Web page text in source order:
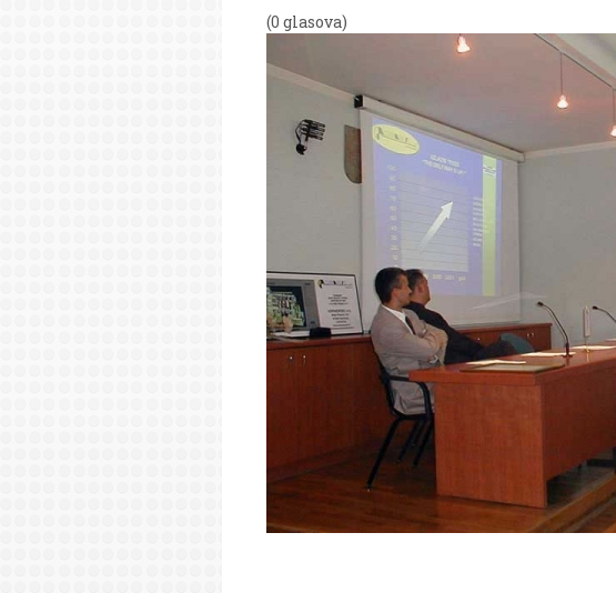
(0 glasova)